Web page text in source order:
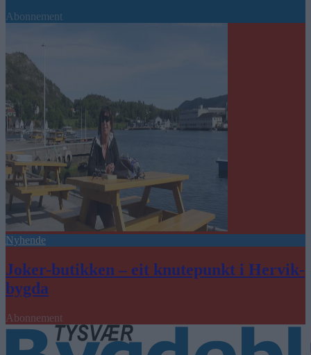
Abonnement
Nyhende
Joker-butikken – eit knutepunkt i Hervik-
bygda
Abonnement